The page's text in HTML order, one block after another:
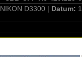
NIKON D3300 | Datum: